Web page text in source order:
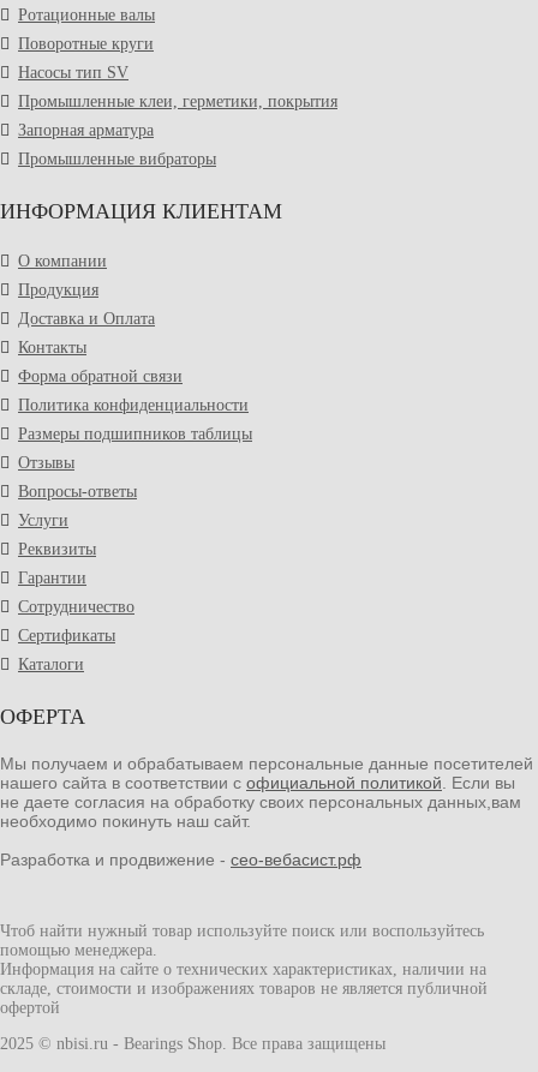
Ротационные валы
Поворотные круги
Насосы тип SV
Промышленные клеи, герметики, покрытия
Запорная арматура
Промышленные вибраторы
ИНФОРМАЦИЯ КЛИЕНТАМ
О компании
Продукция
Доставка и Оплата
Контакты
Форма обратной связи
Политика конфиденциальности
Размеры подшипников таблицы
Отзывы
Вопросы-ответы
Услуги
Реквизиты
Гарантии
Сотрудничество
Сертификаты
Каталоги
ОФЕРТА
Мы получаем и обрабатываем персональные данные посетителей
нашего сайта в соответствии с официальной политикой . Если вы
не даете согласия на обработку своих персональных данных,вам
необходимо покинуть наш сайт.
Разработка и продвижение - сео-вебасист.рф
Чтоб найти нужный товар используйте поиск или воспользуйтесь
помощью менеджера.
Информация на сайте о технических характеристиках, наличии на
складе, стоимости и изображениях товаров не является публичной
офертой
2025 © nbisi.ru - Bearings Shop. Все права защищены